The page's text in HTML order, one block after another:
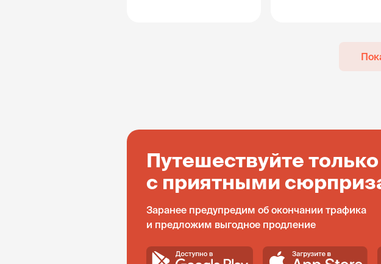
Путешествуйте только
с приятными
Заранее предупредим об окончании трафика
и предложим выгодное продление